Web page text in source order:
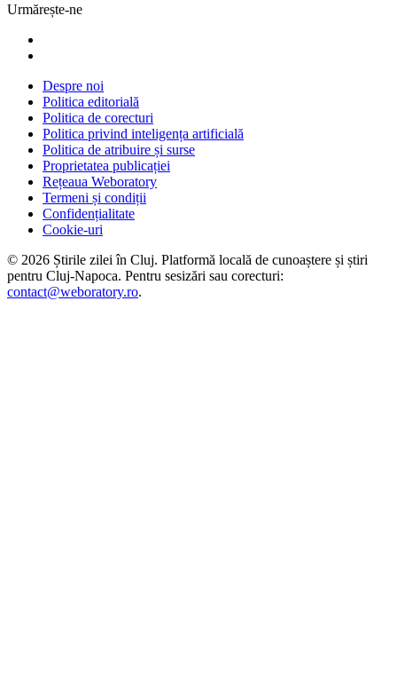
Urmărește-ne
Despre noi
Politica editorială
Politica de corecturi
Politica privind inteligența artificială
Politica de atribuire și surse
Proprietatea publicației
Rețeaua Weboratory
Termeni și condiții
Confidențialitate
Cookie-uri
© 2026 Știrile zilei în Cluj. Platformă locală de cunoaștere și știri
pentru Cluj-Napoca. Pentru sesizări sau corecturi:
contact@weboratory.ro.